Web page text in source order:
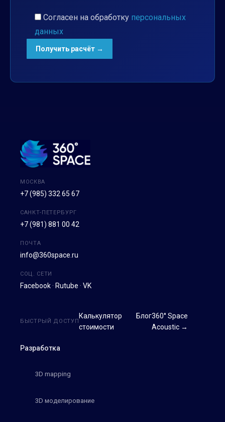
Согласен на обработку персональных
данных
МОСКВА
+7 (985) 332 65 67
САНКТ-ПЕТЕРБУРГ
+7 (981) 881 00 42
ПОЧТА
info@360space.ru
СОЦ. СЕТИ
Facebook · Rutube · VK
Разработка
3D mapping
3D моделирование
БЫСТРЫЙ ДОСТУП
Калькулятор
стоимости
Блог360° Space
Acoustic →